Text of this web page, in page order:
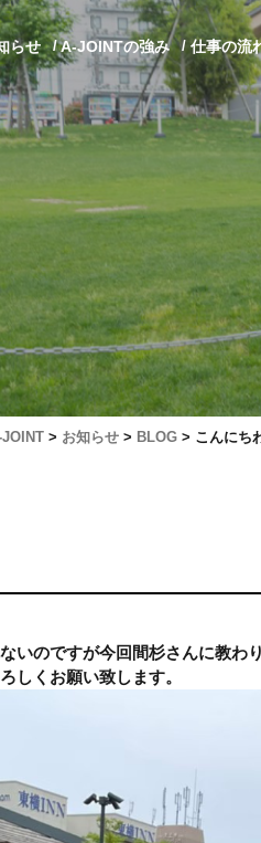
らせ A-JOINTの強み 仕事の流
> お知らせ > BLOG > こんにち
いのですが今回間杉さんに教わ
しくお願い致します。